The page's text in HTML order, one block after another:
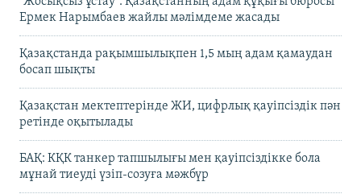
Ермек Нарымбаев жайлы мәлімдеме жасады
Қазақстанда рақымшылықпен 1,5 мың адам қамаудан
босап шықты
Қазақстан мектептерінде ЖИ, цифрлық қауіпсіздік пән
ретінде оқытылады
БАҚ: КҚК танкер тапшылығы мен қауіпсіздікке бола
мұнай тиеуді үзіп-созуға мәжбүр